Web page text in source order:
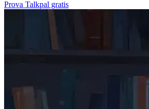
Prova Talkpal gratis